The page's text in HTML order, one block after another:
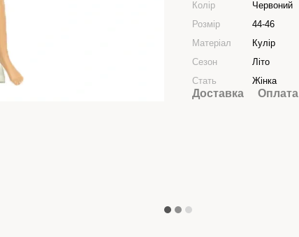
Колір
Червоний
Розмір
44-46
Матеріал
Кулір
Сезон
Літо
Стать
Жінка
Доставка Оплата